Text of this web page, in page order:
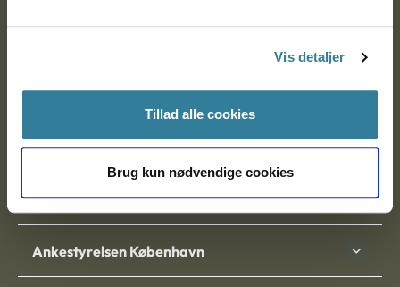
Vis detaljer
Tillad alle cookies
Brug kun nødvendige cookies
Ankestyrelsen
Ankestyrelsen Aalborg
Ankestyrelsen København